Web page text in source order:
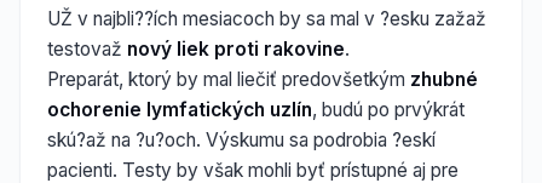
UŽ v najbli??ích mesiacoch by sa mal v ?esku zažaž
testovaž nový liek proti rakovine.
Preparát, ktorý by mal liečiť predovšetkým zhubné
ochorenie lymfatických uzlín, budú po prvýkrát
skú?až na ?u?och. Výskumu sa podrobia ?eskí
pacienti. Testy by však mohli byť prístupné aj pre